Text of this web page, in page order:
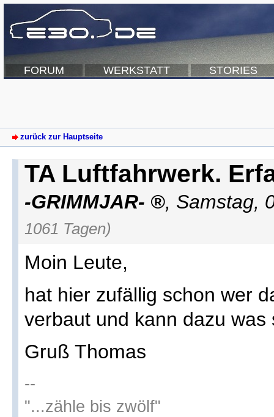
FORUM WERKSTATT STORIES
zurück zur Hauptseite
TA Luftfahrwerk.
-GRIMMJAR- , Samstag,
1061 Tagen)
Moin Leute,
hat hier zufällig schon wer
verbaut und kann dazu was
Gruß Thomas
--
"...zähle bis zwölf"